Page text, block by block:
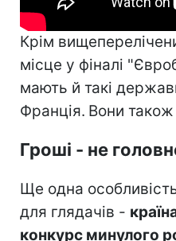
Крім
місце у фіналі
мають й такі
Франція. Вони
Гроші - не
Ще одна
для глядачів -
конкурс минулого